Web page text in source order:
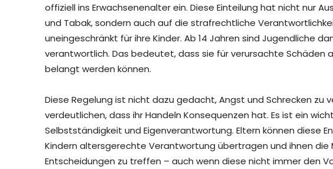
offiziell ins Erwachsenenalter ein. Diese Einteilung hat nicht nur
und Tabak, sondern auch auf die strafrechtliche
uneingeschränkt für ihre Kinder. Ab 14 Jahren sind Jugendliche
verantwortlich. Das bedeutet, dass sie für verursachte Schäden
belangt werden können.
Diese Regelung ist nicht dazu gedacht, Angst und Schrecken zu
verdeutlichen, dass ihr Handeln Konsequenzen hat. Es ist ein
Selbstständigkeit und Eigenverantwortung. Eltern können diese
Kindern altersgerechte Verantwortung übertragen und ihnen die
Entscheidungen zu treffen – auch wenn diese nicht immer den